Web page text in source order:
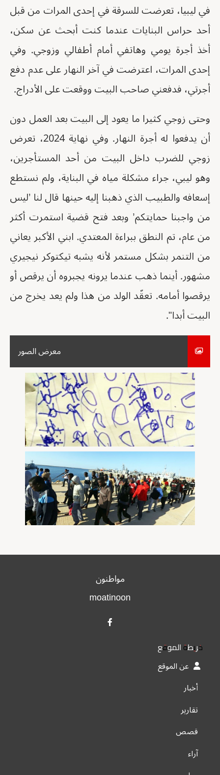
في ليبيا، تعرضت للسرقة في إحدى المرات من قبل
أحد حراس البنايات عندما كنت أبحث عن سكن،
أخذ أجرة يومي وهاتفي أمام أطفالي وزوجي. وفي
إحدى المرات، اعترضت في آخر النهار على عدم دفع
أجرتي، فدفعني صاحب البيت ووقعت على الأدراج.
وحتى زوجي كثيرا ما يعود إلى البيت بعد العمل دون
أن يدفعوا له أجرة النهار. وفي نهاية 2024، تعرض
زوجي للضرب داخل البيت من أحد المستأجرين،
وهو ليبي، جراء مشكلة مياه في البناية، ولم نستطع
إسعافه والطبيب الذي ذهبنا إليه حينها قال لنا ’ليس
من واجبنا حمايتكم’ وبعد فتح قضية استمرت أكثر
من عام، تم النطق ببراءة المعتدي. ابني الأكبر يعاني
من التنمر بشكل مستمر لأنه يشبه تيكتوكر نيجيري
مشهور. أينما ذهب عندما يرونه يجبروه أن يرقص أو
يرقصوا أمامه. تعقّد الولد من هذا ولم يعد يخرج من
البيت أبدا".
معرض الصور
مواطنون
moatinoon
خريطة الموقع
عن الموقع
أخبار
تقارير
قصص
آراء